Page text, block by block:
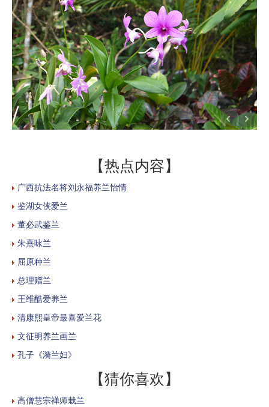
【热点内容】
广西抗法名将刘永福养兰怡情
鉴湖女侠爱兰
董必武鉴兰
朱熹咏兰
屈原种兰
总理赠兰
王维酷爱养兰
清康熙皇帝最喜爱兰花
文征明养兰画兰
孔子《漪兰妇》
【猜你喜欢】
高僧慧宗禅师栽兰